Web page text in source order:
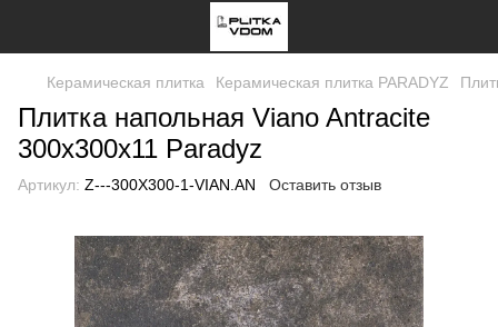
Керамическая плитка Керамическая плитка PARADYZ
Плитка напольная Viano Antracite
300x300x11 Paradyz
Артикул: Z---300X300-1-VIAN.AN Оставить отзыв